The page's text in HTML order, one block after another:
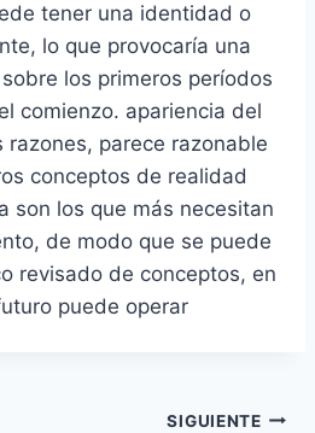
tener una identidad o
lo que provocaría una
los primeros períodos
comienzo. apariencia del
razones, parece razonable
conceptos de realidad
son los que más necesitan
de modo que se puede
revisado de conceptos, en
puede operar
SIGUIENTE